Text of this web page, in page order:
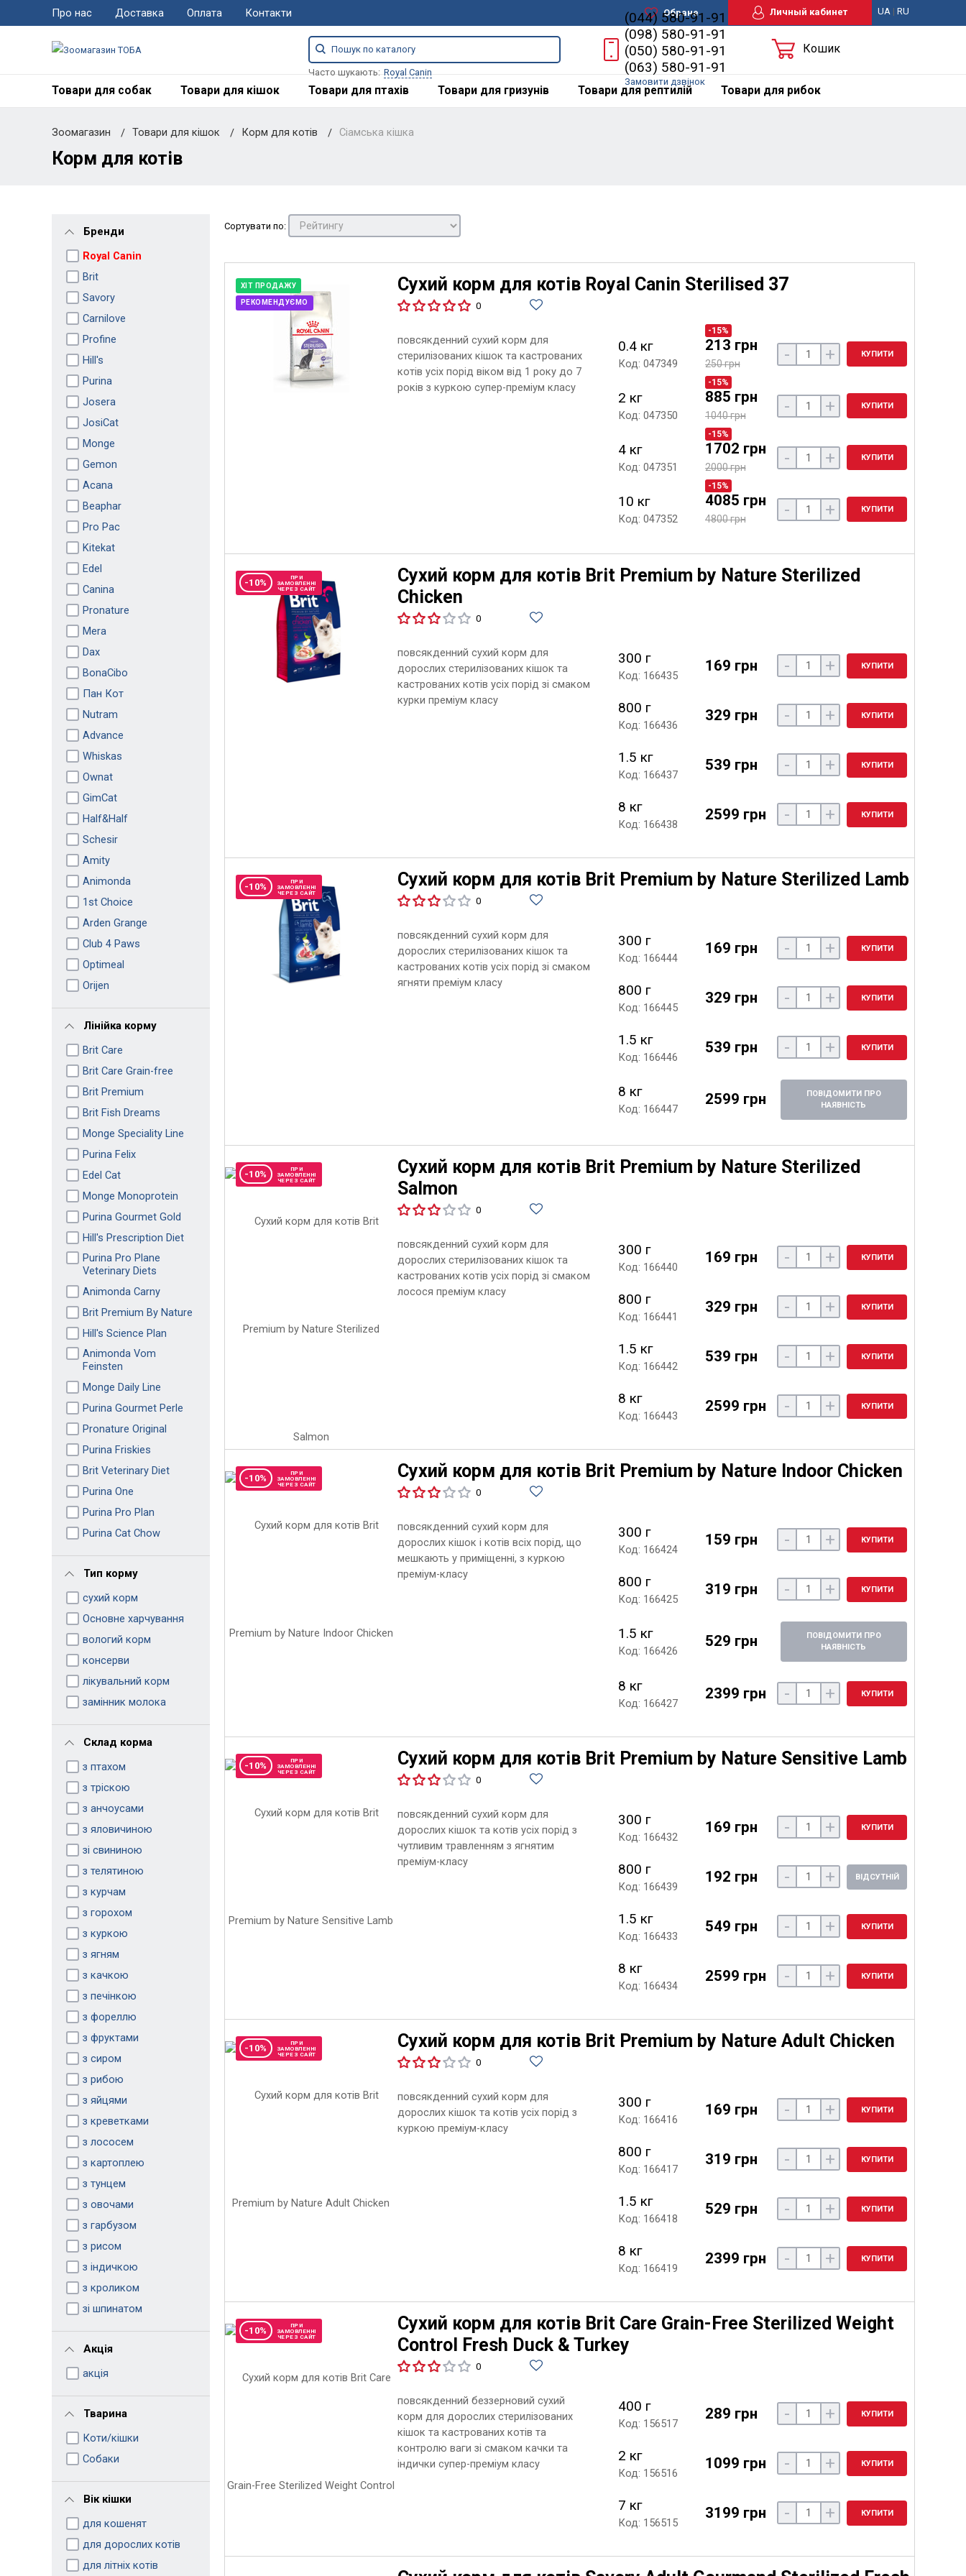
Про нас Доставка Оплата Контакти Обране Личный кабинет UA| RU
Часто шукають: Royal Canin
(044) 580-91-91
(098) 580-91-91
(050) 580-91-91
(063) 580-91-91
Замовити дзвінок
Кошик
Товари для собак Товари для кішок Товари для птахів Товари для гризунів Товари для рептилій Товари для рибок
Зоомагазин Товари для кішок Корм для котів Сіамська кішка
Корм для котів
Бренди
Royal Canin
Brit
Savory
Carnilove
Profine
Hill's
Purina
Josera
JosiCat
Monge
Gemon
Acana
Beaphar
Pro Pac
Kitekat
Edel
Canina
Pronature
Mera
Dax
BonaCibo
Пан Кот
Nutram
Advance
Whiskas
Ownat
GimCat
Half&Half
Schesir
Amity
Animonda
1st Choice
Arden Grange
Club 4 Paws
Optimeal
Orijen
Лінійка корму
Brit Care
Brit Care Grain-free
Brit Premium
Brit Fish Dreams
Monge Speciality Line
Purina Felix
Edel Cat
Monge Monoprotein
Purina Gourmet Gold
Hill's Prescription Diet
Purina Pro Plane
Veterinary Diets
Animonda Carny
Brit Premium By Nature
Hill's Science Plan
Animonda Vom
Feinsten
Monge Daily Line
Purina Gourmet Perle
Pronature Original
Purina Friskies
Brit Veterinary Diet
Purina One
Purina Pro Plan
Purina Cat Chow
Тип корму
сухий корм
Основне харчування
вологий корм
консерви
лікувальний корм
замінник молока
Склад корма
з птахом
з тріскою
з анчоусами
з яловичиною
зі свининою
з телятиною
з курчам
з горохом
з куркою
з ягням
з качкою
з печінкою
з фореллю
з фруктами
з сиром
з рибою
з яйцями
з креветками
з лососем
з картоплею
з тунцем
з овочами
з гарбузом
з рисом
з індичкою
з кроликом
зі шпинатом
Акція
акція
Тварина
Коти/кішки
Собаки
Вік кішки
для кошенят
для дорослих котів
для літніх котів
Сортувати по:
ХІТ ПРОДАЖУ
РЕКОМЕНДУЄМО
Сухий корм для котів Royal Canin Sterilised 37
0
повсякденний сухий корм для
стерилізованих кішок та кастрованих
котів усіх порід віком від 1 року до 7
років з куркою супер-преміум класу
0.4 кг
Код: 047349
-15%
213 грн
250 грн - + КУПИТИ
2 кг
Код: 047350
-15%
885 грн
1040 грн - + КУПИТИ
4 кг
Код: 047351
-15%
1702 грн
2000 грн - + КУПИТИ
10 кг
Код: 047352
-15%
4085 грн
4800 грн - + КУПИТИ
-10%
ПРИ
ЗАМОВЛЕННІ
ЧЕРЕЗ САЙТ
Сухий корм для котів Brit Premium by Nature Sterilized
Chicken
0
повсякденний сухий корм для
дорослих стерилізованих кішок та
кастрованих котів усіх порід зі смаком
курки преміум класу
300 г
Код: 166435
169 грн - + КУПИТИ
800 г
Код: 166436
329 грн - + КУПИТИ
1.5 кг
Код: 166437
539 грн - + КУПИТИ
8 кг
Код: 166438
2599 грн - + КУПИТИ
-10%
ПРИ
ЗАМОВЛЕННІ
ЧЕРЕЗ САЙТ
Сухий корм для котів Brit Premium by Nature Sterilized Lamb
0
повсякденний сухий корм для
дорослих стерилізованих кішок та
кастрованих котів усіх порід зі смаком
ягняти преміум класу
300 г
Код: 166444
169 грн - + КУПИТИ
800 г
Код: 166445
329 грн - + КУПИТИ
1.5 кг
Код: 166446
539 грн - + КУПИТИ
8 кг
Код: 166447
2599 грн
ПОВІДОМИТИ ПРО
НАЯВНІСТЬ
-10%
ПРИ
ЗАМОВЛЕННІ
ЧЕРЕЗ САЙТ
Сухий корм для котів Brit Premium by Nature Sterilized
Salmon
0
повсякденний сухий корм для
дорослих стерилізованих кішок та
кастрованих котів усіх порід зі смаком
лосося преміум класу
300 г
Код: 166440
169 грн - + КУПИТИ
800 г
Код: 166441
329 грн - + КУПИТИ
1.5 кг
Код: 166442
539 грн - + КУПИТИ
8 кг
Код: 166443
2599 грн - + КУПИТИ
-10%
ПРИ
ЗАМОВЛЕННІ
ЧЕРЕЗ САЙТ
Сухий корм для котів Brit Premium by Nature Indoor Chicken
0
повсякденний сухий корм для
дорослих кішок і котів всіх порід, що
мешкають у приміщенні, з куркою
преміум-класу
300 г
Код: 166424
159 грн - + КУПИТИ
800 г
Код: 166425
319 грн - + КУПИТИ
1.5 кг
Код: 166426
529 грн
ПОВІДОМИТИ ПРО
НАЯВНІСТЬ
8 кг
Код: 166427
2399 грн - + КУПИТИ
-10%
ПРИ
ЗАМОВЛЕННІ
ЧЕРЕЗ САЙТ
Сухий корм для котів Brit Premium by Nature Sensitive Lamb
0
повсякденний сухий корм для
дорослих кішок та котів усіх порід з
чутливим травленням з ягнятим
преміум-класу
300 г
Код: 166432
169 грн - + КУПИТИ
800 г
Код: 166439
192 грн - + ВІДСУТНІЙ
1.5 кг
Код: 166433
549 грн - + КУПИТИ
8 кг
Код: 166434
2599 грн - + КУПИТИ
-10%
ПРИ
ЗАМОВЛЕННІ
ЧЕРЕЗ САЙТ
Сухий корм для котів Brit Premium by Nature Adult Chicken
0
повсякденний сухий корм для
дорослих кішок та котів усіх порід з
куркою преміум-класу
300 г
Код: 166416
169 грн - + КУПИТИ
800 г
Код: 166417
319 грн - + КУПИТИ
1.5 кг
Код: 166418
529 грн - + КУПИТИ
8 кг
Код: 166419
2399 грн - + КУПИТИ
-10%
ПРИ
ЗАМОВЛЕННІ
ЧЕРЕЗ САЙТ
Сухий корм для котів Brit Care Grain-Free Sterilized Weight
Control Fresh Duck & Turkey
0
повсякденний беззерновий сухий
корм для дорослих стерилізованих
кішок та кастрованих котів та
контролю ваги зі смаком качки та
індички супер-преміум класу
400 г
Код: 156517
289 грн - + КУПИТИ
2 кг
Код: 156516
1099 грн - + КУПИТИ
7 кг
Код: 156515
3199 грн - + КУПИТИ